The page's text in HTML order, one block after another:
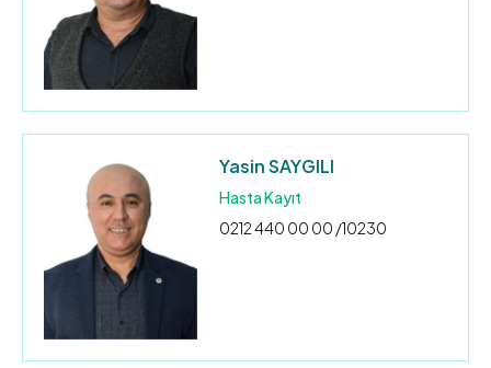
Yasin SAYGILI
Hasta Kayıt
0212 440 00 00 /10230